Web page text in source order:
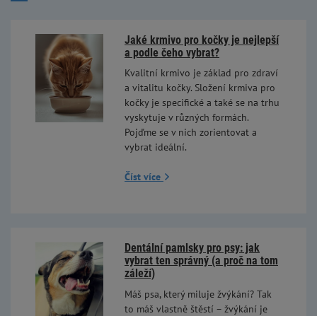
Jaké krmivo pro kočky je nejlepší
a podle čeho vybrat?
Kvalitní krmivo je základ pro zdraví
a vitalitu kočky. Složení krmiva pro
kočky je specifické a také se na trhu
vyskytuje v různých formách.
Pojďme se v nich zorientovat a
vybrat ideální.
Číst více
Dentální pamlsky pro psy: jak
vybrat ten správný (a proč na tom
záleží)
Máš psa, který miluje žvýkání? Tak
to máš vlastně štěstí – žvýkání je